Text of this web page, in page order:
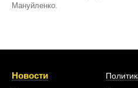
Мануйленко.
Новости